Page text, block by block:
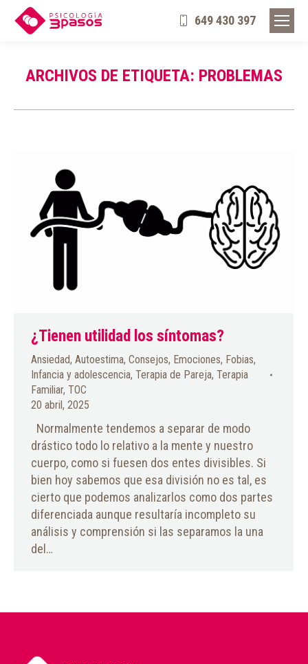
649 430 397
ARCHIVOS DE ETIQUETA: PROBLEMAS
¿Tienen utilidad los síntomas?
Ansiedad, Autoestima, Consejos, Emociones, Fobias,
Infancia y adolescencia, Terapia de Pareja, Terapia
Familiar, TOC
20 abril, 2025
Normalmente tendemos a separar de modo
drástico todo lo relativo a la mente y nuestro
cuerpo, como si fuesen dos entes divisibles. Si
bien hoy sabemos que esa división no es tal, es
cierto que podemos analizarlos como dos partes
diferenciada aunque resultaría incompleto su
análisis y comprensión si las separamos la una
del…